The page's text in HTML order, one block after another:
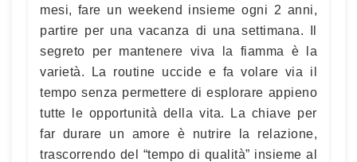
mesi, fare un weekend insieme ogni 2 anni,
partire per una vacanza di una settimana. Il
segreto per mantenere viva la fiamma è la
varietà. La routine uccide e fa volare via il
tempo senza permettere di esplorare appieno
tutte le opportunità della vita. La chiave per
far durare un amore è nutrire la relazione,
trascorrendo del “tempo di qualità” insieme al